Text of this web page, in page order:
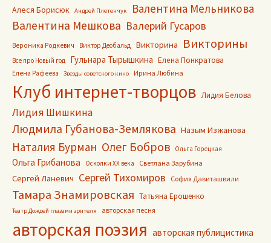
Алеся Борисюк Андрей Плетенчук
Валентина Мельникова
Валентина Мешкова Валерий Гусаров
Вероника Родкевич Виктор Деобальд Викторина Викторины
Все про Новый год Гульнара Тырышкина Елена Понкратова
Елена Рафеева Звезды советского кино Ирина Любина
Клуб интернет-творцов Лидия Белова
Лидия Шишкина
Людмила Губанова-Землякова Назым Изжанова
Наталия Бурман Олег Бобров Ольга Горецкая
Ольга Грибанова Осколки ХХ века Светлана Зарубина
Сергей Ланевич Сергей Тихомиров София Давиташвили
Тамара Знамировская Татьяна Ерошенко
Театр Дождей глазами зрителя авторская песня
авторская поэзия авторская публицистика